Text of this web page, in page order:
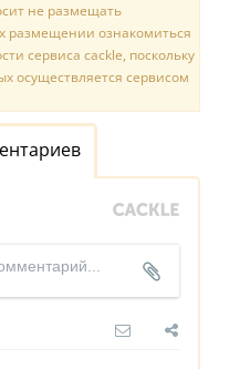
не размещать
размещении ознакомиться
сервиса cackle, поскольку
осуществляется сервисом